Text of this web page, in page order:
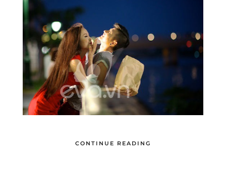
CONTINUE READING